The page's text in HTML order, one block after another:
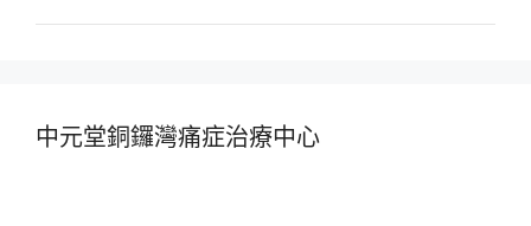
中元堂銅鑼灣痛症治療中心